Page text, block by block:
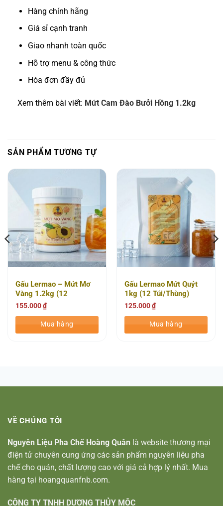
Hàng chính hãng
Giá sỉ cạnh tranh
Giao nhanh toàn quốc
Hỗ trợ menu & công thức
Hóa đơn đầy đủ
Xem thêm bài viết: Mứt Cam Đào Bưởi Hồng 1.2kg
SẢN PHẨM TƯƠNG TỰ
Gấu Lermao – Mứt Mơ
Vàng 1.2kg (12
Túi/Thùng)
155.000₫
Mua hàng
Gấu Lermao Mứt Quýt
1kg (12 Túi/Thùng)
125.000₫
Mua hàng
VỀ CHÚNG TÔI
Nguyên Liệu Pha Chế Hoàng Quân là website thương mại
điện tử chuyên cung ứng các sản phẩm nguyên liệu pha
chế cho quán, chất lượng cao với giá cả hợp lý nhất. Mua
hàng tại hoangquanfnb.com.
CÔNG TY TNHH DƯƠNG THỦY MỘC